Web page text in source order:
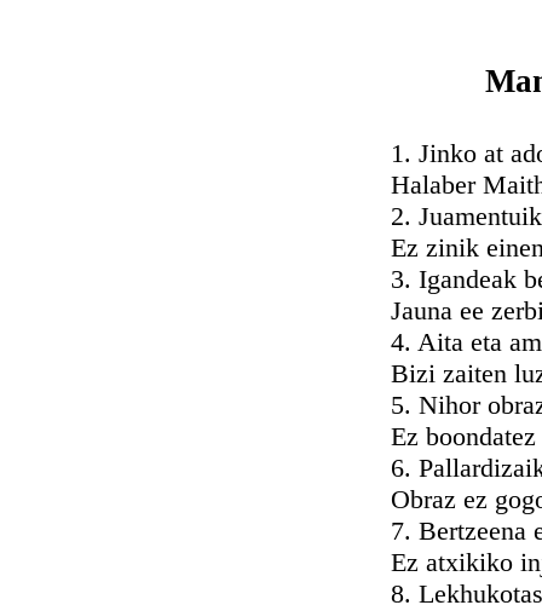
1. Jinko at
Halaber
2. Juamentuik
Ez zinik einen
3. Igandeak
Jauna ee
4. Aita eta
Bizi zaiten
5. Nihor obraz
Ez boondatez
6. Pallardizaik
Obraz ez
7. Bertzeena
Ez atxikiko
8.